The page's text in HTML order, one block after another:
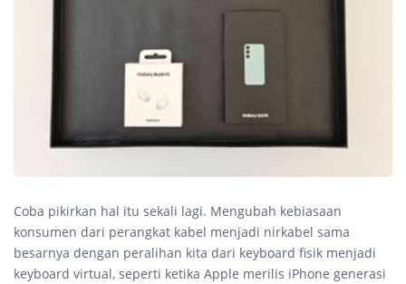
Coba pikirkan hal itu sekali lagi. Mengubah kebiasaan
konsumen dari perangkat kabel menjadi nirkabel sama
besarnya dengan peralihan kita dari keyboard fisik menjadi
keyboard virtual, seperti ketika Apple merilis iPhone generasi